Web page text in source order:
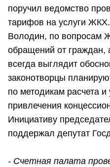
поручил ведомство
тарифов на услуги
Володин, по вопросам
обращений от граждан,
всегда выглядит
законотворцы
по методикам расчета
привлечения
Инициативу
поддержал депутат
- Счетная палата